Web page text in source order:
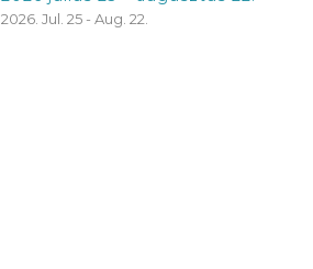
2026. Jul. 25 - Aug. 22.